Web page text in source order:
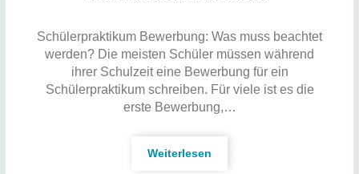
Schülerpraktikum Bewerbung: Was muss beachtet
werden? Die meisten Schüler müssen während
ihrer Schulzeit eine Bewerbung für ein
Schülerpraktikum schreiben. Für viele ist es die
erste Bewerbung,…
Weiterlesen